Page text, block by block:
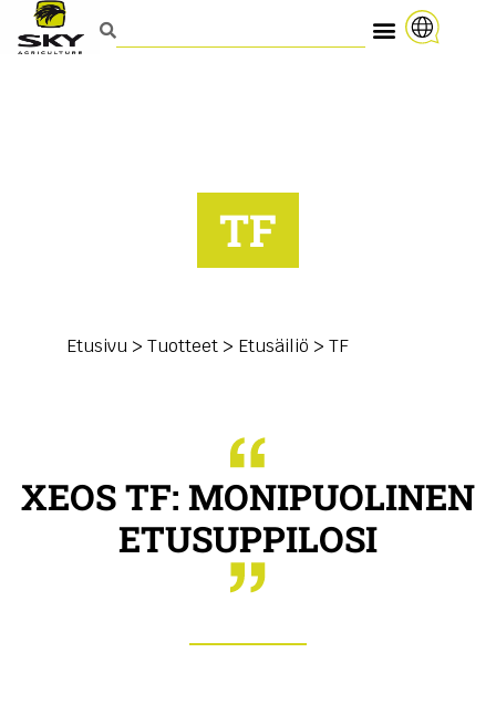
TF
Etusivu > Tuotteet > Etusäiliö > TF
XEOS TF: MONIPUOLINEN
ETUSUPPILOSI